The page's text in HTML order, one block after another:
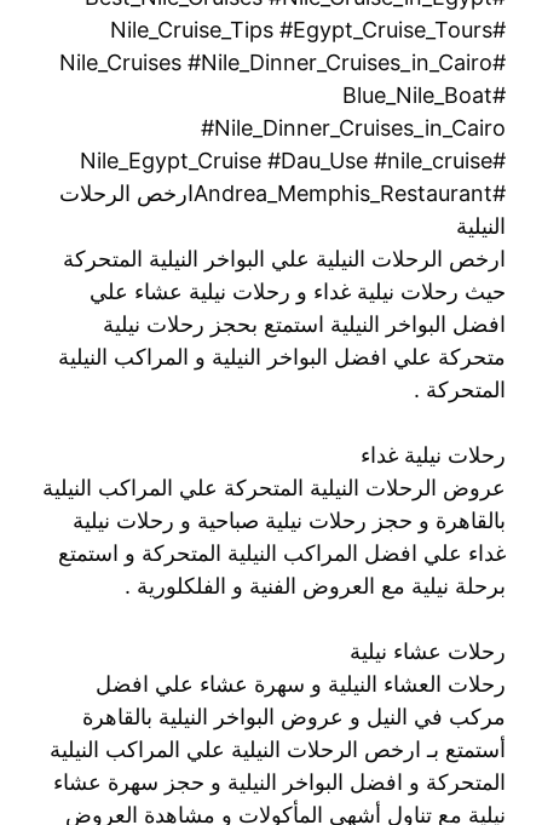
#Nile_Cruise_Tips #Egypt_Cruise_Tours
#Nile_Cruises #Nile_Dinner_Cruises_in_Cairo
#Blue_Nile_Boat
#Nile_Dinner_Cruises_in_Cairo
#Nile_Egypt_Cruise #Dau_Use #nile_cruise
#Andrea_Memphis_Restaurantارخص الرحلات
النيلية
ارخص الرحلات النيلية علي البواخر النيلية المتحركة
حيث رحلات نيلية غداء و رحلات نيلية عشاء علي
افضل البواخر النيلية استمتع بحجز رحلات نيلية
متحركة علي افضل البواخر النيلية و المراكب النيلية
المتحركة .
رحلات نيلية غداء
عروض الرحلات النيلية المتحركة علي المراكب النيلية
بالقاهرة و حجز رحلات نيلية صباحية و رحلات نيلية
غداء علي افضل المراكب النيلية المتحركة و استمتع
برحلة نيلية مع العروض الفنية و الفلكلورية .
رحلات عشاء نيلية
رحلات العشاء النيلية و سهرة عشاء علي افضل
مركب في النيل و عروض البواخر النيلية بالقاهرة
أستمتع بـ ارخص الرحلات النيلية علي المراكب النيلية
المتحركة و افضل البواخر النيلية و حجز سهرة عشاء
نيلية مع تناول أشهي المأكولات و مشاهدة العروض